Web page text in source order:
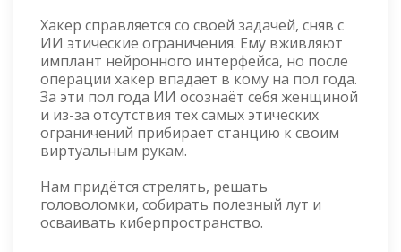
Хакер справляется со своей задачей, сняв с
ИИ этические ограничения. Ему вживляют
имплант нейронного интерфейса, но после
операции хакер впадает в кому на пол года.
За эти пол года ИИ осознаёт себя женщиной
и из-за отсутствия тех самых этических
ограничений прибирает станцию к своим
виртуальным рукам.
Нам придётся стрелять, решать
головоломки, собирать полезный лут и
осваивать киберпространство.